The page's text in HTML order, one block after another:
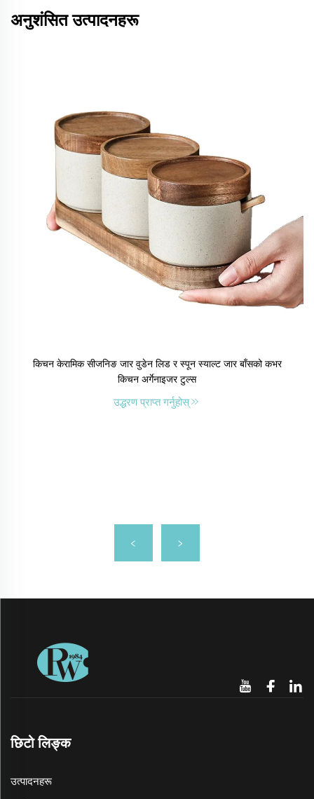
अनुशंसित उत्पादनहरू
किचन केरामिक सीजनिङ जार वुडेन लिड र स्पून स्याल्ट जार बाँसको कभर
किचन अर्गेनाइजर टुल्स
उद्धरण प्राप्त गर्नुहोस्
छिटो लिङ्क
उत्पादनहरू